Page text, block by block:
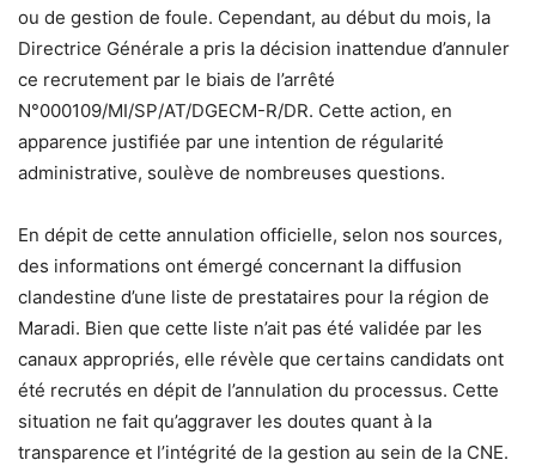
ou de gestion de foule. Cependant, au début du mois, la
Directrice Générale a pris la décision inattendue d’annuler
ce recrutement par le biais de l’arrêté
N°000109/MI/SP/AT/DGECM-R/DR. Cette action, en
apparence justifiée par une intention de régularité
administrative, soulève de nombreuses questions.
En dépit de cette annulation officielle, selon nos sources,
des informations ont émergé concernant la diffusion
clandestine d’une liste de prestataires pour la région de
Maradi. Bien que cette liste n’ait pas été validée par les
canaux appropriés, elle révèle que certains candidats ont
été recrutés en dépit de l’annulation du processus. Cette
situation ne fait qu’aggraver les doutes quant à la
transparence et l’intégrité de la gestion au sein de la CNE.